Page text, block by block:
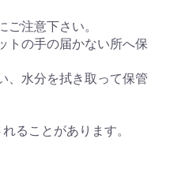
ご注意下さい。
トの手の届かない所へ保
、水分を拭き取って保管
ることがあります。